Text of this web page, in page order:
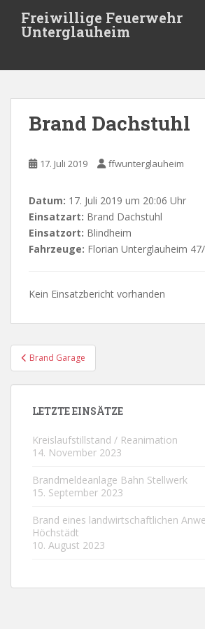
Freiwillige Feuerwehr
Unterglauheim
Brand Dachstuhl
17. Juli 2019 ffwunterglauheim
Datum: 17. Juli 2019 um 20:06 Uhr
Einsatzart: Brand Dachstuhl
Einsatzort: Blindheim
Fahrzeuge: Florian Unterglauheim
Kein Einsatzbericht vorhanden
Beitragsnavigation
Brand Garage
LETZTE EINSÄTZE
Kreislaufstillstand / Reanimation
14. November 2023
Brandmeldeanlage Bahn Stellwerk
15. September 2023
Brand eines landwirtschaftlichen
Höchstädt
10. August 2023